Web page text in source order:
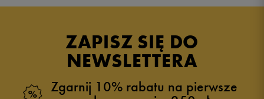
4.9
zebranych i zweryfikowanych przez
ZAPISZ SIĘ DO
NEWSLETTERA
Zgarnij 10% rabatu na pierwsze